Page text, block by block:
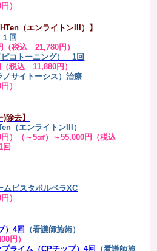
）
（エンライトンIII）】
回
（税込 21,780円）
ピコトーニング） 1回
税込 11,880円）
ノサイトーシス）治療
）
除去】
（エンライトンIII）
）（～5㎠）～55,000円（税込
回
ムビスタボルベラXC
）
）4回
（看護師施術）
円）
ライム（CPチップ）4回 （看護師施